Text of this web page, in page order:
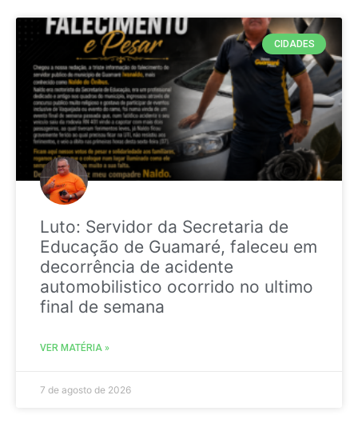
CIDADES
Luto: Servidor da Secretaria de
Educação de Guamaré, faleceu em
decorrência de acidente
automobilistico ocorrido no ultimo
final de semana
VER MATÉRIA »
7 de agosto de 2026